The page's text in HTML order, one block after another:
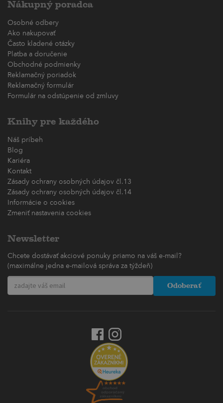
Nákupný poradca
Osobné odbery
Ako nakupovať
Často kladené otázky
Platba a doručenie
Obchodné podmienky
Reklamačný poriadok
Reklamačný formulár
Formulár na odstúpenie od zmluvy
Knihy pre každého
Náš príbeh
Blog
Kariéra
Kontakt
Zásady ochrany osobných údajov čl.13
Zásady ochrany osobných údajov čl.14
Informácie o cookies
Zmeniť nastavenia cookies
Newsletter
Chcete dostávať akciové ponuky priamo na váš e-mail?
(maximálne jedna e-mailová správa za týždeň)
Odoberať